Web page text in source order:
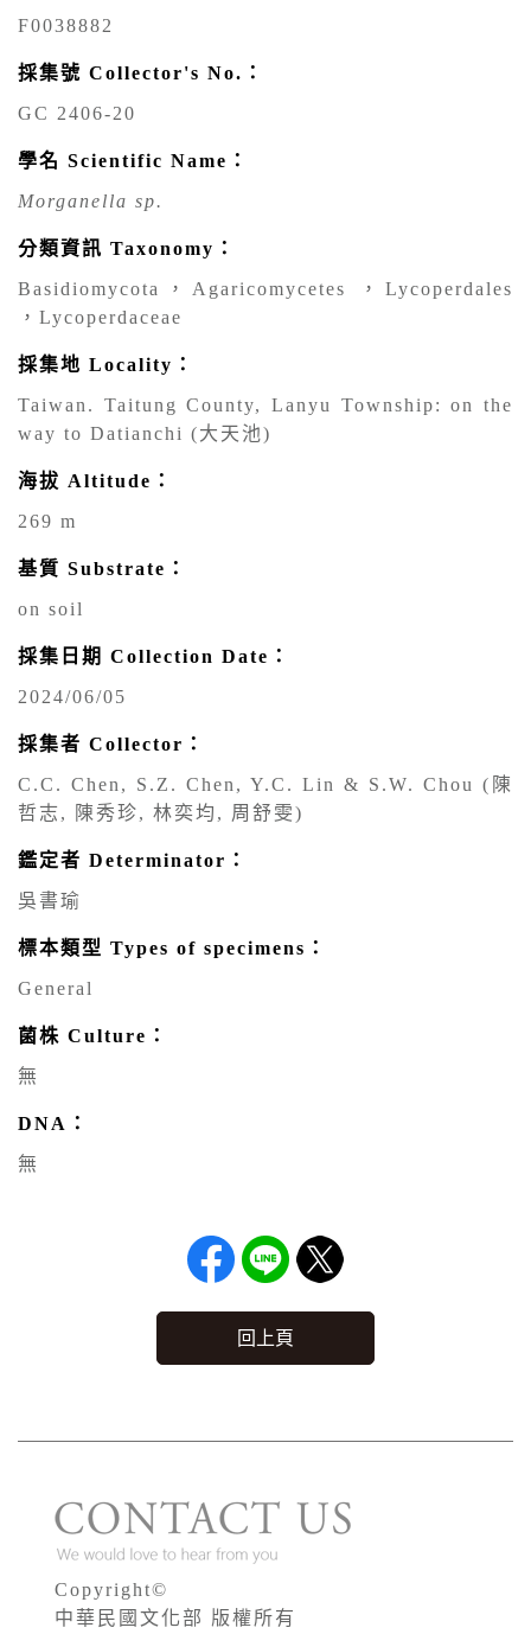
F0038882
採集號 Collector's No.：
GC 2406-20
學名 Scientific Name：
Morganella sp.
分類資訊 Taxonomy：
Basidiomycota，Agaricomycetes ，Lycoperdales
，Lycoperdaceae
採集地 Locality：
Taiwan. Taitung County, Lanyu Township: on the
way to Datianchi (大天池)
海拔 Altitude：
269 m
基質 Substrate：
on soil
採集日期 Collection Date：
2024/06/05
採集者 Collector：
C.C. Chen, S.Z. Chen, Y.C. Lin & S.W. Chou (陳
哲志, 陳秀珍, 林奕均, 周舒雯)
鑑定者 Determinator：
吳書瑜
標本類型 Types of specimens：
General
菌株 Culture：
無
DNA：
無
回上頁
Copyright©
中華民國文化部 版權所有